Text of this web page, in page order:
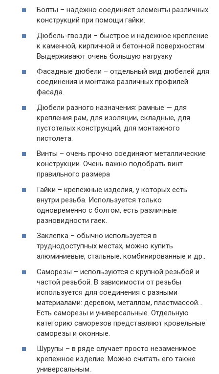
Болты – надежно соединяет элементы различных
конструкций при помощи гайки.
Дюбель-гвозди – быстрое и надежное крепление
к каменной, кирпичной и бетонной поверхностям.
Выдерживают очень большую нагрузку
Фасадные дюбели – отдельный вид дюбелей для
соединения и монтажа различных профилей
фасада.
Дюбели разного назначения: рамные — для
крепления рам, для изоляции, складные, для
пустотелых конструкций, для монтажного
пистолета.
Винты – очень прочно соединяют металлические
конструкции. Очень важно подобрать винт
правильного размера
Гайки – крепежные изделия, у которых есть
внутри резьба. Используется только
одновременно с болтом, есть различные
разновидности гаек.
Заклепка – обычно используется в
труднодоступных местах, можно купить
алюминиевые, стальные, комбинированные и др..
Саморезы – используются с крупной резьбой и
частой резьбой. В зависимости от резьбы
используется для соединения с разными
материалами: деревом, металлом, пластмассой…
Есть саморезы и универсальные. Отдельную
категорию саморезов представляют кровельные
саморезы и оконные.
Шурупы – в ряде случает просто незаменимое
крепежное изделие. Можно считать его также
универсальным.